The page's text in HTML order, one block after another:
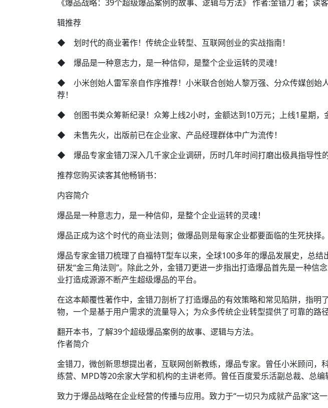
《爆品战略：39个超级爆品案例的故事、逻辑与方法》 作者:金错刀 著；
辑推荐
◆ 划时代的商业著作！传统企业转型、互联网创业的实战指南！
◆ 爆品是一种意志力，是一种信仰，是整个企业运转的灵魂！
◆ 小米创始人雷军亲自作序推荐！小米联合创始人黎万强、分众传媒创始
荐！
◆ 创图书类众筹新纪录！众筹上线2小时，金额达到10万元；上线1星期，
◆ 未售先火，出版前已在企业家、产品经理群体中广为流传！
◆ 爆品专家金错刀深入几千家企业调研，历时几年时间打磨出极具指导性的
推荐您购买读客其他畅销书：
内容简介
爆品是一种意志力，是一种信仰，是整个企业运转的灵魂！‍
爆品正成为这个时代的商业法则；做爆品则是每家企业都要面临的生死抉择。
爆品专家金错刀梳理了自福特T型车以来，全球100多年的爆品发展史，总
研发“金三角法则”。除此之外，金错刀更进一步指出打造爆品首先是一种
业打造成源源不断产生超级爆品的平台。
在这本颠覆性著作中，金错刀剖析了打造爆品的有效策略和常见陷阱，指
物，一个是基于用户需求的流量导入；为众多传统企业转型提供了可靠的路径
翻开本书，了解39个超级爆品案例的故事、逻辑与方法。
作者简介
金错刀，微创新思想提出者，互联网创新教练，爆品专家。曾任小米顾问
练营、MPD等20余家大学和机构的主讲老师。曾任百度爱乐活副总裁、总
致力于爆品战略在企业经营的传播与应用。致力于“一切只为成就产品家”这